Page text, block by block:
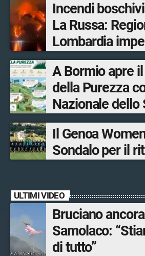
Incendi
La Russa:
Lombardia
fronti, 48
tra le province
Sondrio, Milano
A Bormio apre il Sentiero
della Purezza
Nazionale dello
Bormio Tourism
Il Genoa
Sondalo per il
ULTIMI VIDEO
Bruciano
Samolaco:
di tutto”